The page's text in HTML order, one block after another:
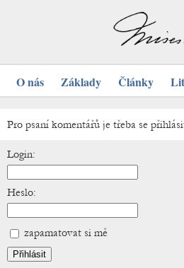
O nás Základy Články
Pro psaní komentářů je třeba se
Login:
Heslo:
zapamatovat si mě